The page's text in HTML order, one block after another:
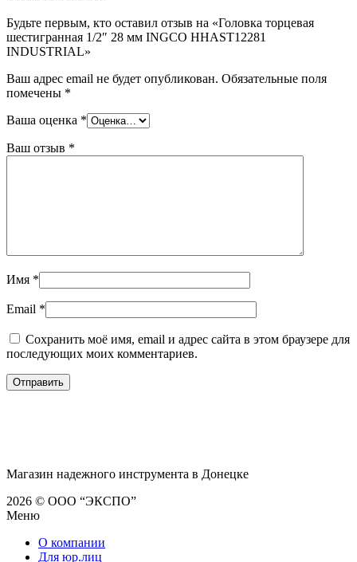
Будьте первым, кто оставил отзыв на «Головка торцевая
шестигранная 1/2″ 28 мм INGCO HHAST12281
INDUSTRIAL»
Ваш адрес email не будет опубликован. Обязательные поля
помечены *
Ваша оценка *
Ваш отзыв *
Имя *
Email *
Сохранить моё имя, email и адрес сайта в этом браузере для
последующих моих комментариев.
Магазин надежного инструмента в Донецке
2026 © ООО “ЭКСПО”
Меню
О компании
Для юр.лиц